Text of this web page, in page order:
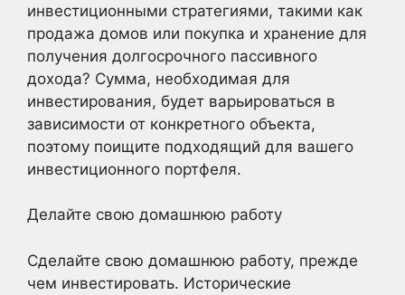
инвестиционными стратегиями, такими как
продажа домов или покупка и хранение для
получения долгосрочного пассивного
дохода? Сумма, необходимая для
инвестирования, будет варьироваться в
зависимости от конкретного объекта,
поэтому поищите подходящий для вашего
инвестиционного портфеля.
Делайте свою домашнюю работу
Сделайте свою домашнюю работу, прежде
чем инвестировать. Исторические